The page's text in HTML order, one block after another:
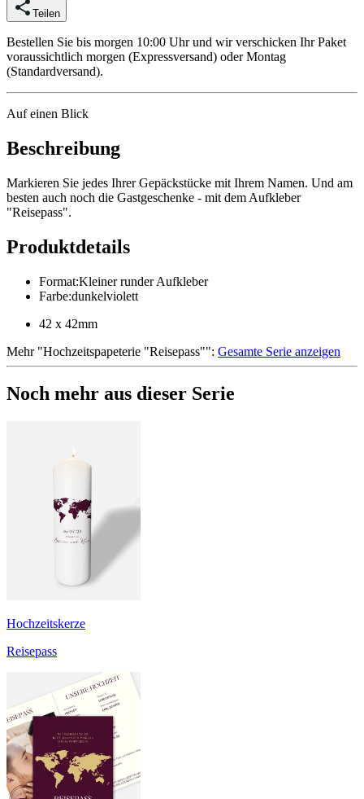
Teilen
Bestellen Sie bis morgen 10:00 Uhr und wir verschicken Ihr Paket
voraussichtlich morgen (Expressversand) oder Montag
(Standardversand).
Auf einen Blick
Beschreibung
Markieren Sie jedes Ihrer Gepäckstücke mit Ihrem Namen. Und am
besten auch noch die Gastgeschenke - mit dem Aufkleber
"Reisepass".
Produktdetails
Format:Kleiner runder Aufkleber
Farbe:dunkelviolett
42 x 42mm
Mehr"Hochzeitspapeterie "Reisepass"": Gesamte Serie anzeigen
Noch mehr aus dieser Serie
Hochzeitskerze
Reisepass